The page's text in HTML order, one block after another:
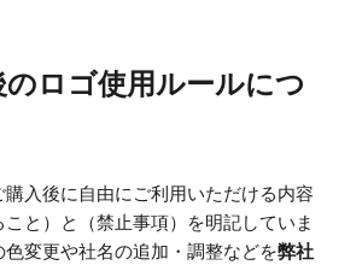
のロゴ使用ルールにつ
購入後に自由にご利用いただける内容
こと）と（禁止事項）を明記していま
変更や社名の追加・調整などを弊社